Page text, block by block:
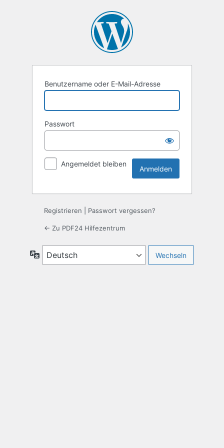
Benutzername oder E-Mail-Adresse
Passwort
Angemeldet bleiben
Registrieren Passwort vergessen?
← Zu PDF24 Hilfezentrum
Sprache